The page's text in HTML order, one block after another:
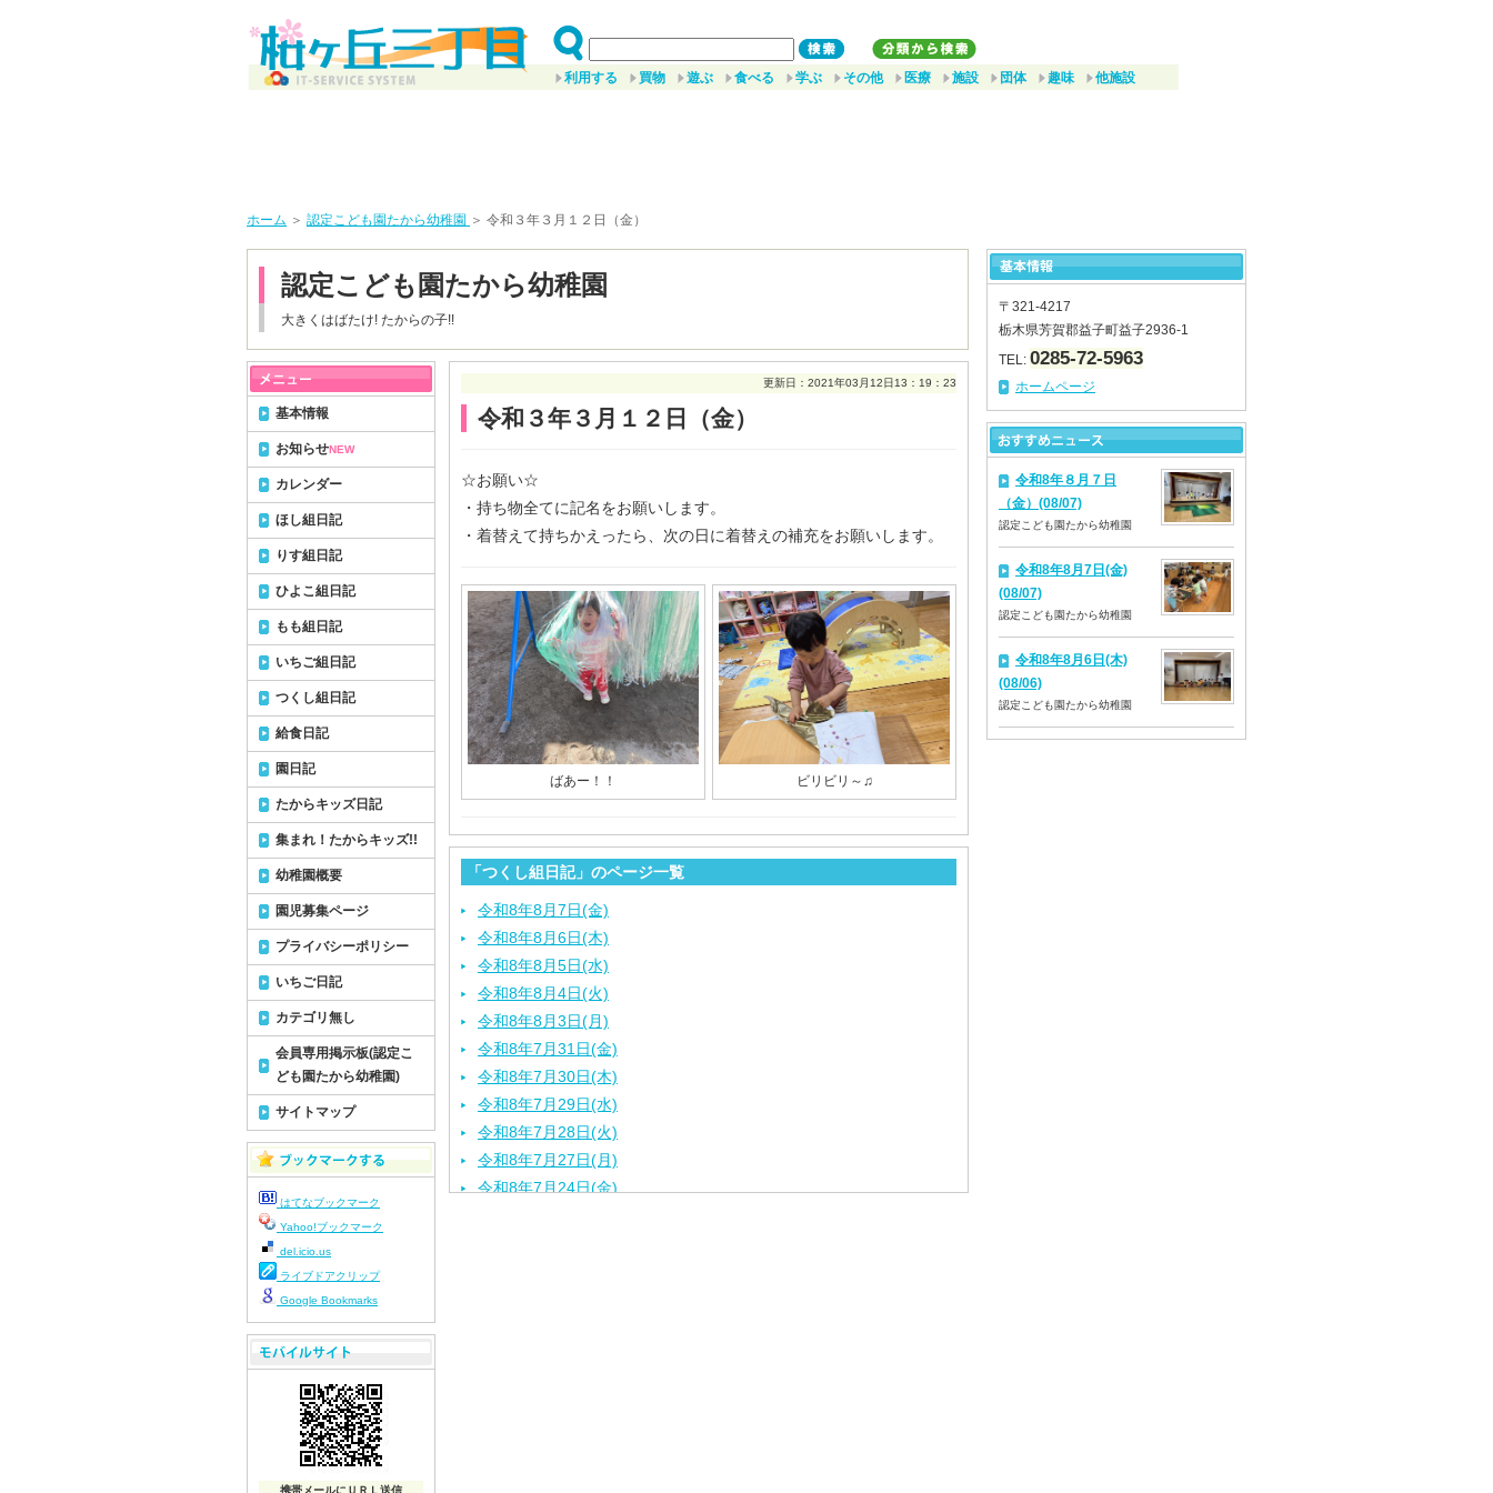
利用する 買物 遊ぶ 食べる 学ぶ その他 医療 施設 団体 趣味 他施設
ホーム ＞ 認定こども園たから幼稚園 ＞ 令和３年３月１２日（金）
認定こども園たから幼稚園
大きくはばたけ! たからの子!!
更新日：2021年03月12日13：19：23
令和３年３月１２日（金）
☆お願い☆
・持ち物全てに記名をお願いします。
・着替えて持ちかえったら、次の日に着替えの補充をお願いします。
ばあー！！ ビリビリ～♫
「つくし組日記」のページ一覧
令和8年8月7日(金)
令和8年8月6日(木)
令和8年8月5日(水)
令和8年8月4日(火)
令和8年8月3日(月)
令和8年7月31日(金)
令和8年7月30日(木)
令和8年7月29日(水)
令和8年7月28日(火)
令和8年7月27日(月)
令和8年7月24日(金)
基本情報
お知らせNEW
カレンダー
ほし組日記
りす組日記
ひよこ組日記
もも組日記
いちご組日記
つくし組日記
給食日記
園日記
たからキッズ日記
集まれ！たからキッズ!!
幼稚園概要
園児募集ページ
プライバシーポリシー
いちご日記
カテゴリ無し
会員専用掲示板(認定こ
ども園たから幼稚園)
サイトマップ
はてなブックマーク
Yahoo!ブックマーク
del.icio.us
ライブドアクリップ
Google Bookmarks
携帯メールにＵＲＬ送信
〒321-4217
栃木県芳賀郡益子町益子2936-1
TEL: 0285-72-5963
ホームページ
令和8年８月７日
（金）(08/07)
認定こども園たから幼稚園
令和8年8月7日(金)
(08/07)
認定こども園たから幼稚園
令和8年8月6日(木)
(08/06)
認定こども園たから幼稚園